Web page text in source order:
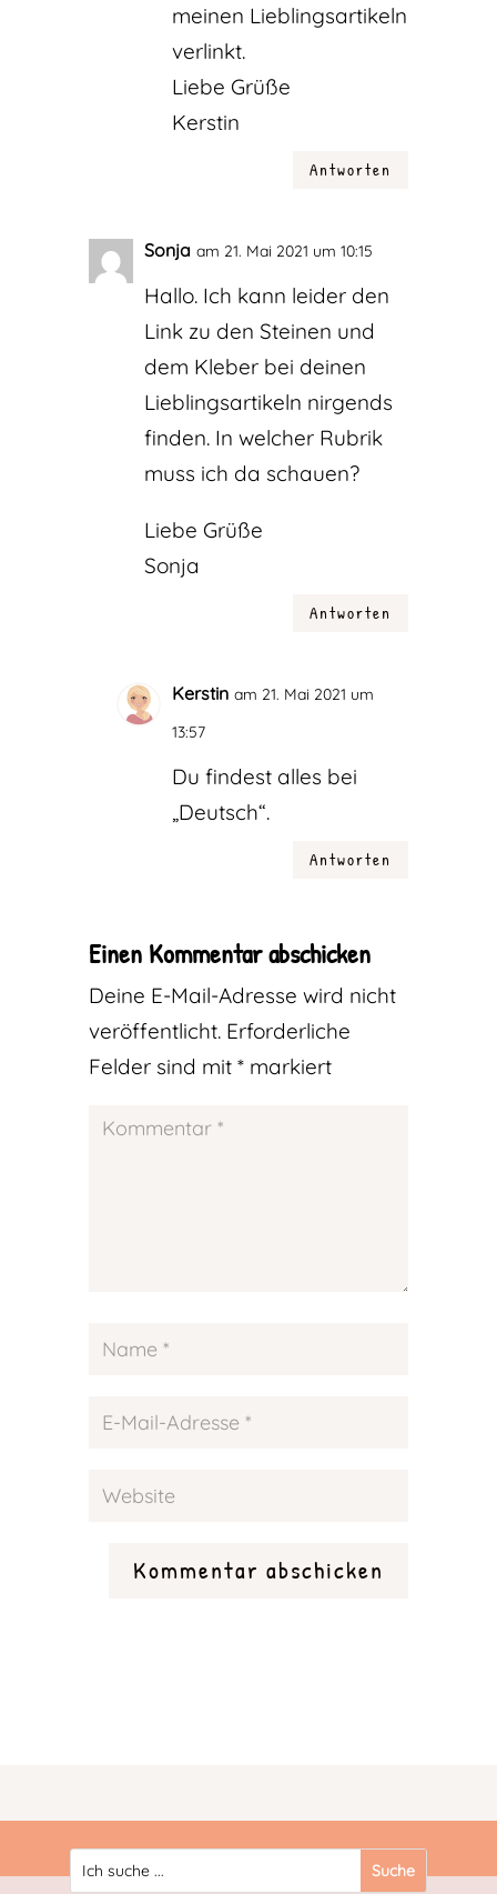
meinen Lieblingsartikeln
verlinkt.
Liebe Grüße
Kerstin
Antworten
Sonja am 21. Mai 2021 um 10:15
Hallo. Ich kann leider den
Link zu den Steinen und
dem Kleber bei deinen
Lieblingsartikeln nirgends
finden. In welcher Rubrik
muss ich da schauen?
Liebe Grüße
Sonja
Antworten
Kerstin am 21. Mai 2021 um
13:57
Du findest alles bei
„Deutsch“.
Antworten
Einen Kommentar abschicken
Deine E-Mail-Adresse wird nicht
veröffentlicht. Erforderliche
Felder sind mit *markiert
Kommentar abschicken